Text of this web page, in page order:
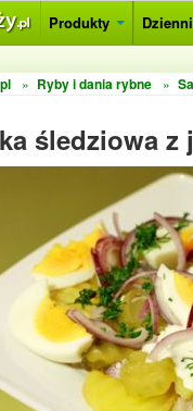
Produkty
» Ryby i dania rybne »
śledziowa z